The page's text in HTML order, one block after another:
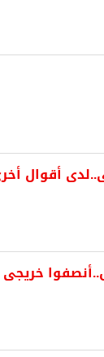
أقوال
خريجى